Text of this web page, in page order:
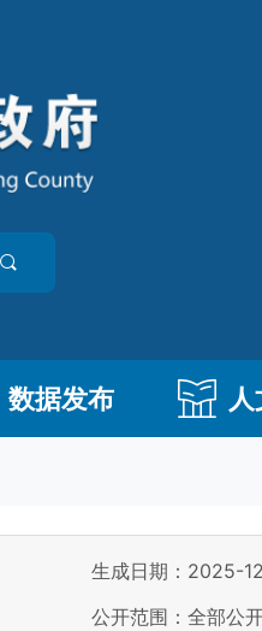
数据发布
生成日期：2025-
公开范围：全部公